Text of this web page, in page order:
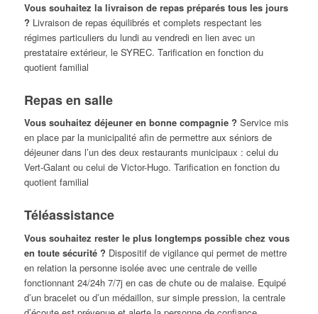
Vous souhaitez la livraison de repas préparés tous les jours
? Livraison de repas équilibrés et complets respectant les
régimes particuliers du lundi au vendredi en lien avec un
prestataire extérieur, le SYREC. Tarification en fonction du
quotient familial
Repas en salle
Vous souhaitez déjeuner en bonne compagnie ? Service mis
en place par la municipalité afin de permettre aux séniors de
déjeuner dans l’un des deux restaurants municipaux : celui du
Vert-Galant ou celui de Victor-Hugo. Tarification en fonction du
quotient familial
Téléassistance
Vous souhaitez rester le plus longtemps possible chez vous
en toute sécurité ? Dispositif de vigilance qui permet de mettre
en relation la personne isolée avec une centrale de veille
fonctionnant 24/24h 7/7j en cas de chute ou de malaise. Equipé
d’un bracelet ou d’un médaillon, sur simple pression, la centrale